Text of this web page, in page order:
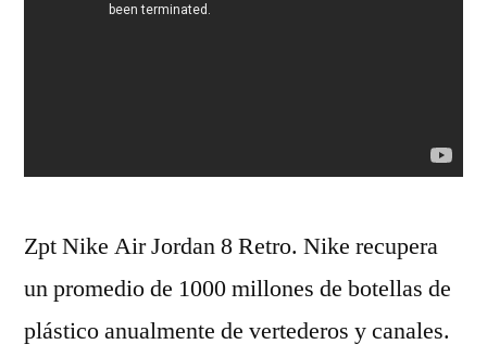
Zpt Nike Air Jordan 8 Retro. Nike recupera
un promedio de 1000 millones de botellas de
plástico anualmente de vertederos y canales.